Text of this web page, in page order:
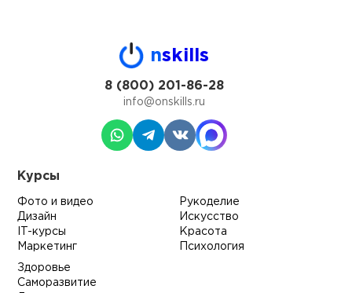
nskills
8 (800) 201-86-28
info@onskills.ru
Курсы
Фото и видео
Дизайн
IT-курсы
Маркетинг
Рукоделие
Искусство
Красота
Психология
Здоровье
Саморазвитие